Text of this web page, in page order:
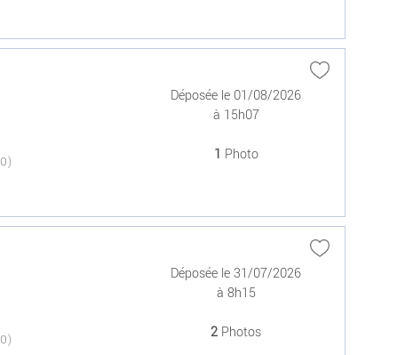
(0)
Déposée le 01/08/2026
à 15h07
1 Photo
(0)
Déposée le 31/07/2026
à 8h15
2 Photos